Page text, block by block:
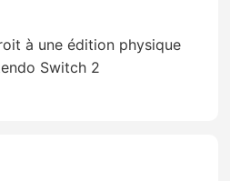
à une édition physique
Switch 2